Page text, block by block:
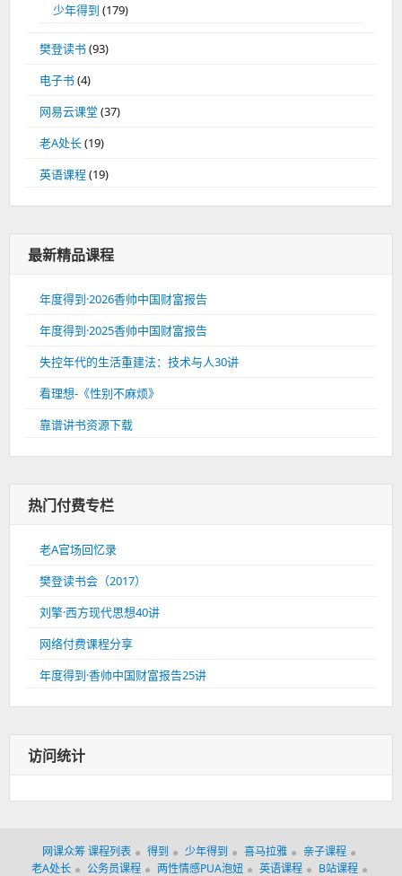
少年得到 (179)
樊登读书(93)
电子书(4)
网易云课堂 (37)
老A处长(19)
英语课程(19)
最新精品课程
年度得到·2026香帅中国财富报告
年度得到·2025香帅中国财富报告
失控年代的生活重建法：技术与人30讲
看理想-《性别不麻烦》
靠谱讲书资源下载
热门付费专栏
老A官场回忆录
樊登读书会（2017）
刘擎·西方现代思想40讲
网络付费课程分享
年度得到·香帅中国财富报告25讲
访问统计
网课众筹 课程列表 得到 少年得到 喜马拉雅
亲子课程
老A处长
公务员课程 两性情感PUA泡妞 英语课程 B站课程